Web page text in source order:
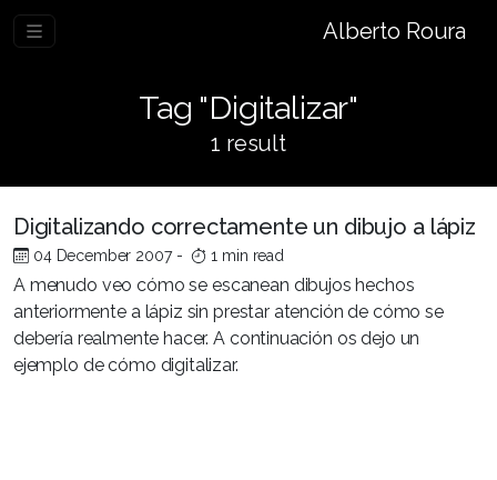
Alberto Roura
Tag "Digitalizar"
1 result
Digitalizando correctamente un dibujo a lápiz
04 December 2007 - 1 min read
A menudo veo cómo se escanean dibujos hechos
anteriormente a lápiz sin prestar atención de cómo se
debería realmente hacer. A continuación os dejo un
ejemplo de cómo digitalizar.